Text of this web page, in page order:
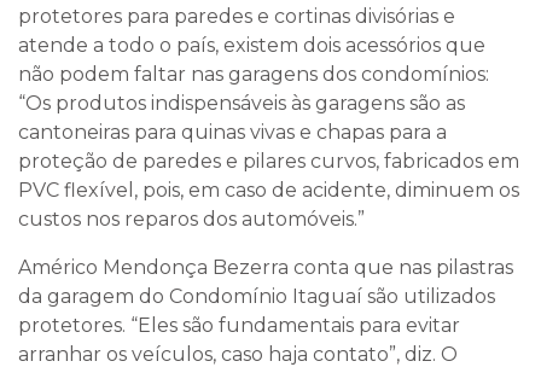
protetores para paredes e cortinas divisórias e
atende a todo o país, existem dois acessórios que
não podem faltar nas garagens dos condomínios:
“Os produtos indispensáveis às garagens são as
cantoneiras para quinas vivas e chapas para a
proteção de paredes e pilares curvos, fabricados em
PVC flexível, pois, em caso de acidente, diminuem os
custos nos reparos dos automóveis.”
Américo Mendonça Bezerra conta que nas pilastras
da garagem do Condomínio Itaguaí são utilizados
protetores. “Eles são fundamentais para evitar
arranhar os veículos, caso haja contato”, diz. O